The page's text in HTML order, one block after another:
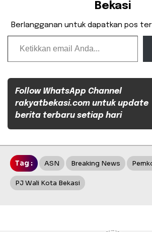
Bekasi
Berlangganan untuk dapatkan pos
Ketikkan email Anda...
Follow WhatsApp Channel
rakyatbekasi.com untuk update
berita terbaru setiap hari
Tag : ASN Breaking News
PJ Wali Kota Bekasi